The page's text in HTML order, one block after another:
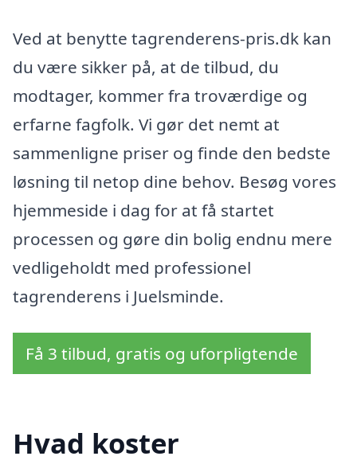
Ved at benytte tagrenderens-pris.dk kan
du være sikker på, at de tilbud, du
modtager, kommer fra troværdige og
erfarne fagfolk. Vi gør det nemt at
sammenligne priser og finde den bedste
løsning til netop dine behov. Besøg vores
hjemmeside i dag for at få startet
processen og gøre din bolig endnu mere
vedligeholdt med professionel
tagrenderens i Juelsminde.
Få 3 tilbud, gratis og uforpligtende
Hvad koster